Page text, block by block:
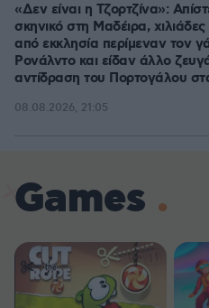
«Δεν είναι η Τζορτζίνα»:
σκηνικό στη Μαδέιρα,
από εκκλησία περίμεναν τον
Ρονάλντο και είδαν άλλο
αντίδραση του Πορτογάλου
08.08.2026, 21:05
Games